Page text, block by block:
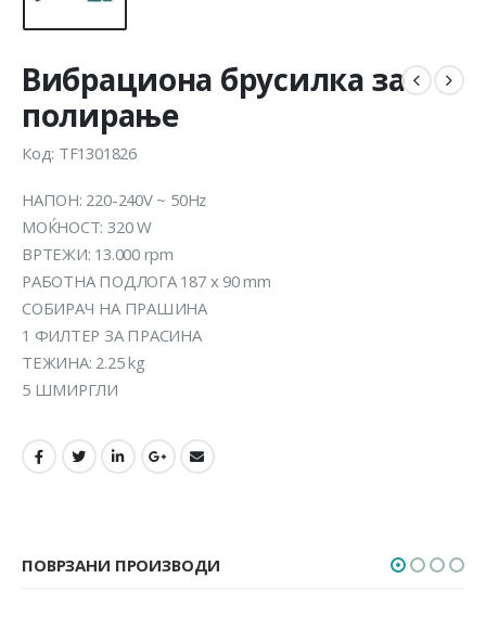
Вибрациона брусилка за
полирање
Код: TF1301826
НАПОН: 220-240V ~ 50Hz
МОЌНОСТ: 320 W
ВРТЕЖИ: 13.000 rpm
РАБОТНА ПОДЛОГА 187 x 90 mm
СОБИРАЧ НА ПРАШИНА
1 ФИЛТЕР ЗА ПРАСИНА
ТЕЖИНА: 2.25 kg
5 ШМИРГЛИ
ПОВРЗАНИ ПРОИЗВОДИ